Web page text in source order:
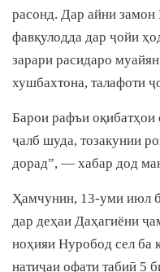
расонд. Дар айни
фавқулодда дар ҷойи
зарари расидаро
хушбахтона, талафоти
Барои рафъи оқибатҳои
ҷалб шуда, тозакунии
дорад”, — хабар дод
Ҳамчунин, 13-уми июл
дар деҳаи Даҳагиёни
ноҳияи Нуробод сел ба
натиҷаи офати табиӣ 5